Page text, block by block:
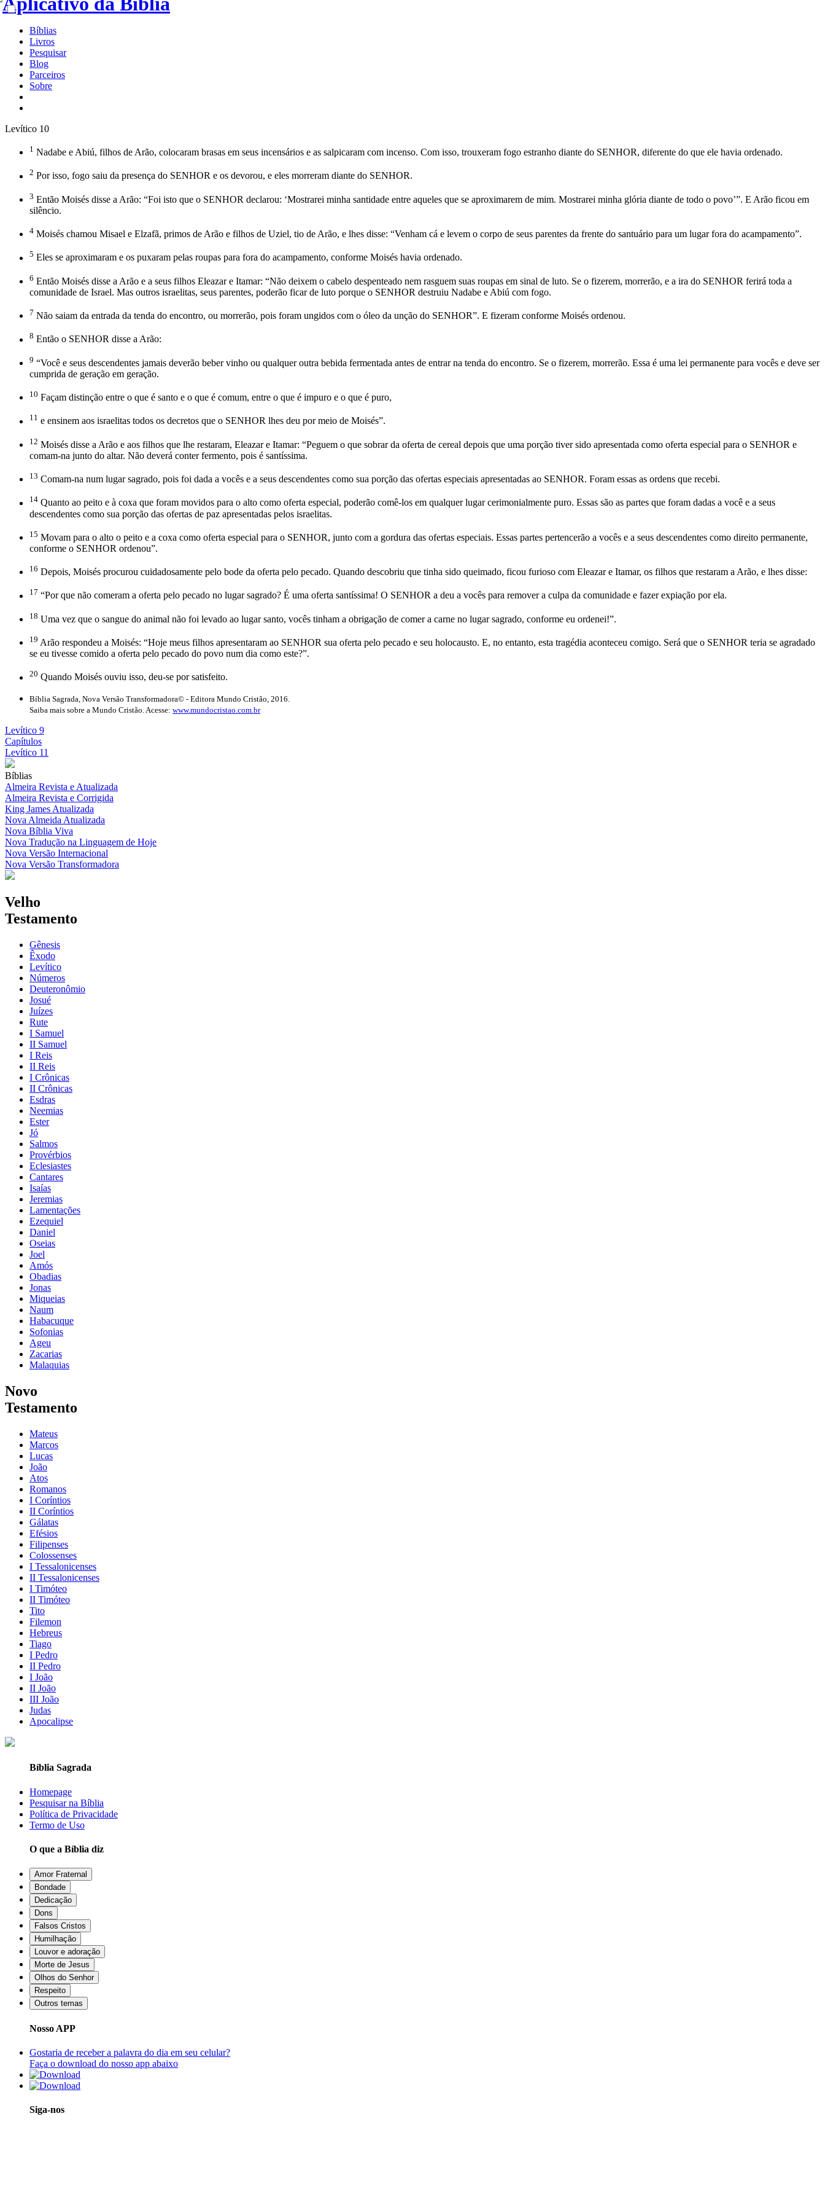
Bíblias
Livros
Pesquisar
Blog
Parceiros
Sobre
Levítico 10
1 Nadabe e Abiú, filhos de Arão, colocaram brasas em seus incensários e as salpicaram com incenso. Com isso, trouxeram fogo estranho diante do SENHOR, diferente do que ele havia ordenado.
2 Por isso, fogo saiu da presença do SENHOR e os devorou, e eles morreram diante do SENHOR.
3 Então Moisés disse a Arão: “Foi isto que o SENHOR declarou: ‘Mostrarei minha santidade entre aqueles que se aproximarem de mim. Mostrarei minha glória diante de todo o povo’”. E Arão ficou em
silêncio.
4 Moisés chamou Misael e Elzafã, primos de Arão e filhos de Uziel, tio de Arão, e lhes disse: “Venham cá e levem o corpo de seus parentes da frente do santuário para um lugar fora do acampamento”.
5 Eles se aproximaram e os puxaram pelas roupas para fora do acampamento, conforme Moisés havia ordenado.
6 Então Moisés disse a Arão e a seus filhos Eleazar e Itamar: “Não deixem o cabelo despenteado nem rasguem suas roupas em sinal de luto. Se o fizerem, morrerão, e a ira do SENHOR ferirá toda a
comunidade de Israel. Mas outros israelitas, seus parentes, poderão ficar de luto porque o SENHOR destruiu Nadabe e Abiú com fogo.
7 Não saiam da entrada da tenda do encontro, ou morrerão, pois foram ungidos com o óleo da unção do SENHOR”. E fizeram conforme Moisés ordenou.
8 Então o SENHOR disse a Arão:
9 “Você e seus descendentes jamais deverão beber vinho ou qualquer outra bebida fermentada antes de entrar na tenda do encontro. Se o fizerem, morrerão. Essa é uma lei permanente para vocês e deve ser
cumprida de geração em geração.
10 Façam distinção entre o que é santo e o que é comum, entre o que é impuro e o que é puro,
11 e ensinem aos israelitas todos os decretos que o SENHOR lhes deu por meio de Moisés”.
12 Moisés disse a Arão e aos filhos que lhe restaram, Eleazar e Itamar: “Peguem o que sobrar da oferta de cereal depois que uma porção tiver sido apresentada como oferta especial para o SENHOR e
comam-na junto do altar. Não deverá conter fermento, pois é santíssima.
13 Comam-na num lugar sagrado, pois foi dada a vocês e a seus descendentes como sua porção das ofertas especiais apresentadas ao SENHOR. Foram essas as ordens que recebi.
14 Quanto ao peito e à coxa que foram movidos para o alto como oferta especial, poderão comê-los em qualquer lugar cerimonialmente puro. Essas são as partes que foram dadas a você e a seus
descendentes como sua porção das ofertas de paz apresentadas pelos israelitas.
15 Movam para o alto o peito e a coxa como oferta especial para o SENHOR, junto com a gordura das ofertas especiais. Essas partes pertencerão a vocês e a seus descendentes como direito permanente,
conforme o SENHOR ordenou”.
16 Depois, Moisés procurou cuidadosamente pelo bode da oferta pelo pecado. Quando descobriu que tinha sido queimado, ficou furioso com Eleazar e Itamar, os filhos que restaram a Arão, e lhes disse:
17 “Por que não comeram a oferta pelo pecado no lugar sagrado? É uma oferta santíssima! O SENHOR a deu a vocês para remover a culpa da comunidade e fazer expiação por ela.
18 Uma vez que o sangue do animal não foi levado ao lugar santo, vocês tinham a obrigação de comer a carne no lugar sagrado, conforme eu ordenei!”.
19 Arão respondeu a Moisés: “Hoje meus filhos apresentaram ao SENHOR sua oferta pelo pecado e seu holocausto. E, no entanto, esta tragédia aconteceu comigo. Será que o SENHOR teria se agradado
se eu tivesse comido a oferta pelo pecado do povo num dia como este?”.
20 Quando Moisés ouviu isso, deu-se por satisfeito.
Bíblia Sagrada, Nova Versão Transformadora© - Editora Mundo Cristão, 2016.
Saiba mais sobre a Mundo Cristão. Acesse: www.mundocristao.com.br
Levítico 9
Capítulos
Levítico 11
Bíblias
Almeira Revista e Atualizada
Almeira Revista e Corrigida
King James Atualizada
Nova Almeida Atualizada
Nova Bíblia Viva
Nova Tradução na Linguagem de Hoje
Nova Versão Internacional
Nova Versão Transformadora
Velho
Testamento
Gênesis
Êxodo
Levítico
Números
Deuteronômio
Josué
Juízes
Rute
I Samuel
II Samuel
I Reis
II Reis
I Crônicas
II Crônicas
Esdras
Neemias
Ester
Jó
Salmos
Provérbios
Eclesiastes
Cantares
Isaías
Jeremias
Lamentações
Ezequiel
Daniel
Oseias
Joel
Amós
Obadias
Jonas
Miqueias
Naum
Habacuque
Sofonias
Ageu
Zacarias
Malaquias
Novo
Testamento
Mateus
Marcos
Lucas
João
Atos
Romanos
I Coríntios
II Coríntios
Gálatas
Efésios
Filipenses
Colossenses
I Tessalonicenses
II Tessalonicenses
I Timóteo
II Timóteo
Tito
Filemon
Hebreus
Tiago
I Pedro
II Pedro
I João
II João
III João
Judas
Apocalipse
Bíblia Sagrada
Homepage
Pesquisar na Bíblia
Política de Privacidade
Termo de Uso
O que a Bíblia diz
Amor Fraternal
Bondade
Dedicação
Dons
Falsos Cristos
Humilhação
Louvor e adoração
Morte de Jesus
Olhos do Senhor
Respeito
Outros temas
Nosso APP
Gostaria de receber a palavra do dia em seu celular?
Faça o download do nosso app abaixo
Siga-nos